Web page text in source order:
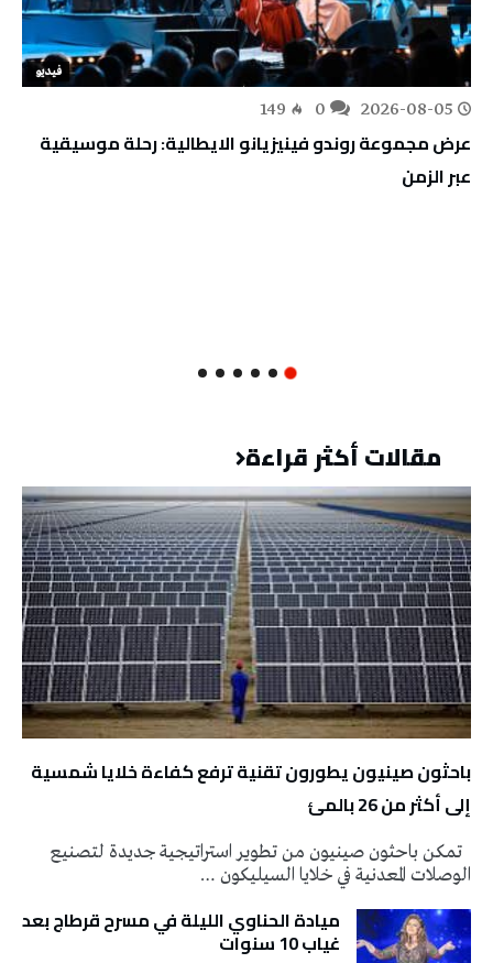
فيديو
2026-08-05
149
عرض مجموعة روندو فينيزيانو الايطالية: رحلة موسيقية
عبر الزمن
مقالات أكثر قراءة
باحثون صينيون يطورون تقنية ترفع كفاءة خلايا شمسية
إلى أكثر من 26 بالمئ
تمكن باحثون صينيون من تطوير استراتيجية جديدة لتصنيع
الوصلات المعدنية في خلايا السيليكون …
ميادة الحناوي الليلة في مسرح قرطاج بعد
غياب 10 سنوات